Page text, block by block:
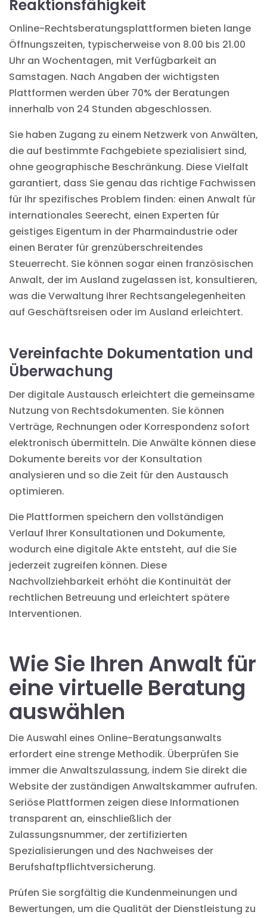
Reaktionsfähigkeit
Online-Rechtsberatungsplattformen bieten lange
Öffnungszeiten, typischerweise von 8.00 bis 21.00
Uhr an Wochentagen, mit Verfügbarkeit an
Samstagen. Nach Angaben der wichtigsten
Plattformen werden über 70% der Beratungen
innerhalb von 24 Stunden abgeschlossen.
Sie haben Zugang zu einem Netzwerk von Anwälten,
die auf bestimmte Fachgebiete spezialisiert sind,
ohne geographische Beschränkung. Diese Vielfalt
garantiert, dass Sie genau das richtige Fachwissen
für Ihr spezifisches Problem finden: einen Anwalt für
internationales Seerecht, einen Experten für
geistiges Eigentum in der Pharmaindustrie oder
einen Berater für grenzüberschreitendes
Steuerrecht. Sie können sogar einen französischen
Anwalt, der im Ausland zugelassen ist, konsultieren,
was die Verwaltung Ihrer Rechtsangelegenheiten
auf Geschäftsreisen oder im Ausland erleichtert.
Vereinfachte Dokumentation und
Überwachung
Der digitale Austausch erleichtert die gemeinsame
Nutzung von Rechtsdokumenten. Sie können
Verträge, Rechnungen oder Korrespondenz sofort
elektronisch übermitteln. Die Anwälte können diese
Dokumente bereits vor der Konsultation
analysieren und so die Zeit für den Austausch
optimieren.
Die Plattformen speichern den vollständigen
Verlauf Ihrer Konsultationen und Dokumente,
wodurch eine digitale Akte entsteht, auf die Sie
jederzeit zugreifen können. Diese
Nachvollziehbarkeit erhöht die Kontinuität der
rechtlichen Betreuung und erleichtert spätere
Interventionen.
Wie Sie Ihren Anwalt für
eine virtuelle Beratung
auswählen
Die Auswahl eines Online-Beratungsanwalts
erfordert eine strenge Methodik. Überprüfen Sie
immer die Anwaltszulassung, indem Sie direkt die
Website der zuständigen Anwaltskammer aufrufen.
Seriöse Plattformen zeigen diese Informationen
transparent an, einschließlich der
Zulassungsnummer, der zertifizierten
Spezialisierungen und des Nachweises der
Berufshaftpflichtversicherung.
Prüfen Sie sorgfältig die Kundenmeinungen und
Bewertungen, um die Qualität der Dienstleistung zu